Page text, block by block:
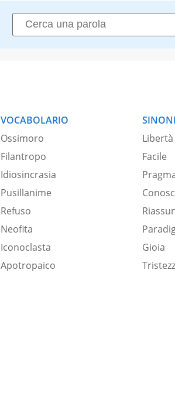
VOCABOLARIO
Ossimoro
Filantropo
Idiosincrasia
Pusillanime
Refuso
Neofita
Iconoclasta
Apotropaico
Libertà
Facile
Gioia